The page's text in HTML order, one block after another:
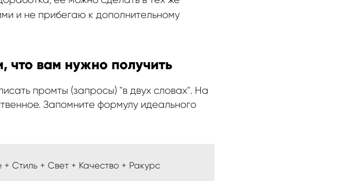
и не прибегаю к дополнительному
что вам нужно получить
промты (запросы) "в двух словах". На
Запомните формулу идеального
Стиль + Свет + Качество + Ракурс